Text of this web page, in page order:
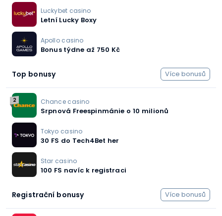
Luckybet casino
Letní Lucky Boxy
Apollo casino
Bonus týdne až 750 Kč
Top bonusy Více bonusů
2 Chance casino
Srpnová Freespinmánie o 10 milionů
Tokyo casino
30 FS do Tech4Bet her
Star casino
100 FS navíc k registraci
Registrační bonusy Více bonusů